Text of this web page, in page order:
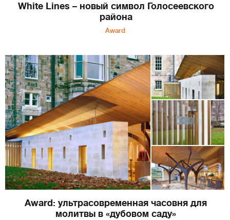
White Lines – новый символ Голосеевского
района
Award
Award: ультрасовременная часовня для
молитвы в «дубовом саду»